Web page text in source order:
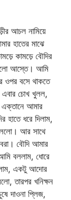
আচল নামিয়ে
হাতের মাঝে
কামড়ে বৌদির
আস্তে। আমি
ওপর বসে থাকতে
এবার চোখ খুলল,
আমার
হাতে ধরে দিলাম,
আর সাথে
বৌদি আমার
বললাম, ধোরে
একটু আদোর
তারপর খনিক্ষন
দাওনা প্লিজ,